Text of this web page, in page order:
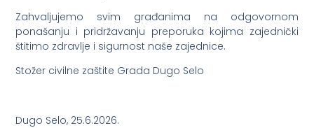
Zahvaljujemo svim građanima na odgovornom
ponašanju i pridržavanju preporuka kojima zajednički
štitimo zdravlje i sigurnost naše zajednice.
Stožer civilne zaštite Grada Dugo Selo
Dugo Selo, 25.6.2026.